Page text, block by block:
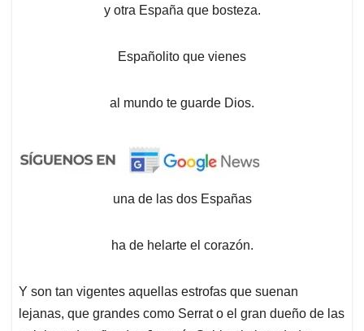
y otra España que bosteza.
Españolito que vienes
al mundo te guarde Dios.
una de las dos Españas
ha de helarte el corazón.
Y son tan vigentes aquellas estrofas que suenan
lejanas, que grandes como Serrat o el gran dueño de las